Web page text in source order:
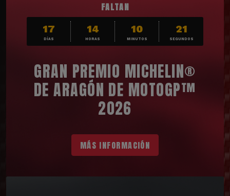
FALTAN
17
DÍAS
14
HORAS
10
MINUTOS
19
SEGUNDOS
GRAN PREMIO MICHELIN®
DE ARAGÓN DE MOTOGP™
2026
MÁS INFORMACIÓN